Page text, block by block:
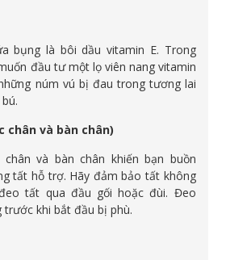
bụng là bôi dầu vitamin E. Trong
đầu tư một lọ viên nang vitamin
núm vú bị đau trong tương lai
chân và bàn chân)
và bàn chân khiến bạn buồn
tất hỗ trợ. Hãy đảm bảo tất không
tất qua đầu gối hoặc đùi. Đeo
trước khi bắt đầu bị phù.